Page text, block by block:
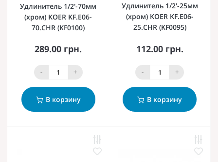
Удлинитель 1/2'-70мм
(хром) KOER KF.E06-
70.CHR (KF0100)
289.00 грн.
- +
В корзину
Удлинитель 1/2'-25мм
(хром) KOER KF.E06-
25.CHR (KF0095)
112.00 грн.
- +
В корзину